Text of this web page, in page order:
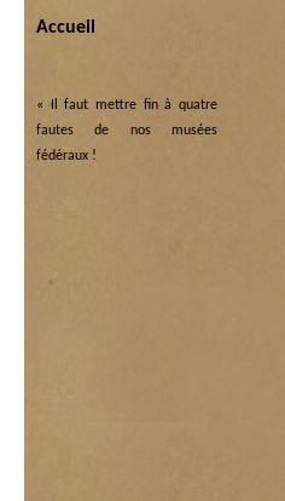
Accueil
«Il faut mettre fin à quatre
fautes de nos musées
fédéraux !